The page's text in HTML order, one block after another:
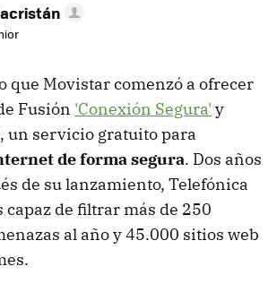
que Movistar comenzó a ofrecer
Fusión 'Conexión Segura' y
un servicio gratuito para
de forma segura. Dos años
de su lanzamiento, Telefónica
capaz de filtrar más de 250
al año y 45.000 sitios web